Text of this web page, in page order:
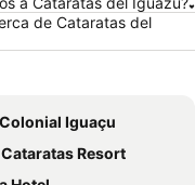
de Cataratas del
Iguaçu
Resort